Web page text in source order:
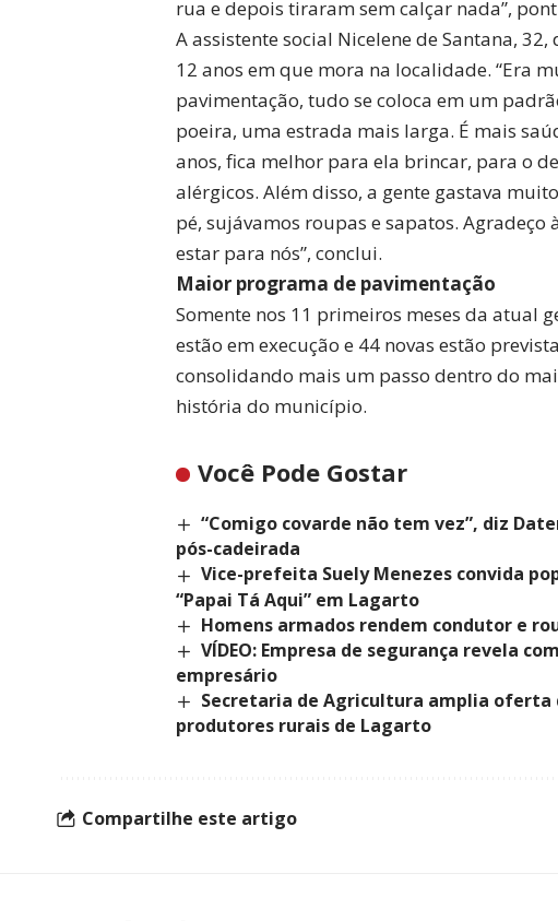
rua e depois tiraram sem calçar nada”,
A assistente social Nicelene de Santana,
12 anos em que mora na localidade. “Era
pavimentação, tudo se coloca em um
poeira, uma estrada mais larga. É mais
anos, fica melhor para ela brincar, para o
alérgicos. Além disso, a gente gastava
pé, sujávamos roupas e sapatos.
estar para nós”, conclui.
Maior programa de pavimentação
Somente nos 11 primeiros meses da atual
estão em execução e 44 novas estão
consolidando mais um passo dentro do
história do município.
Você Pode Gostar
“Comigo covarde não tem vez”, diz
pós-cadeirada
Vice-prefeita Suely Menezes convida
“Papai Tá Aqui” em Lagarto
Homens armados rendem condutor e
VÍDEO: Empresa de segurança revela
empresário
Secretaria de Agricultura amplia oferta
produtores rurais de Lagarto
Compartilhe este artigo